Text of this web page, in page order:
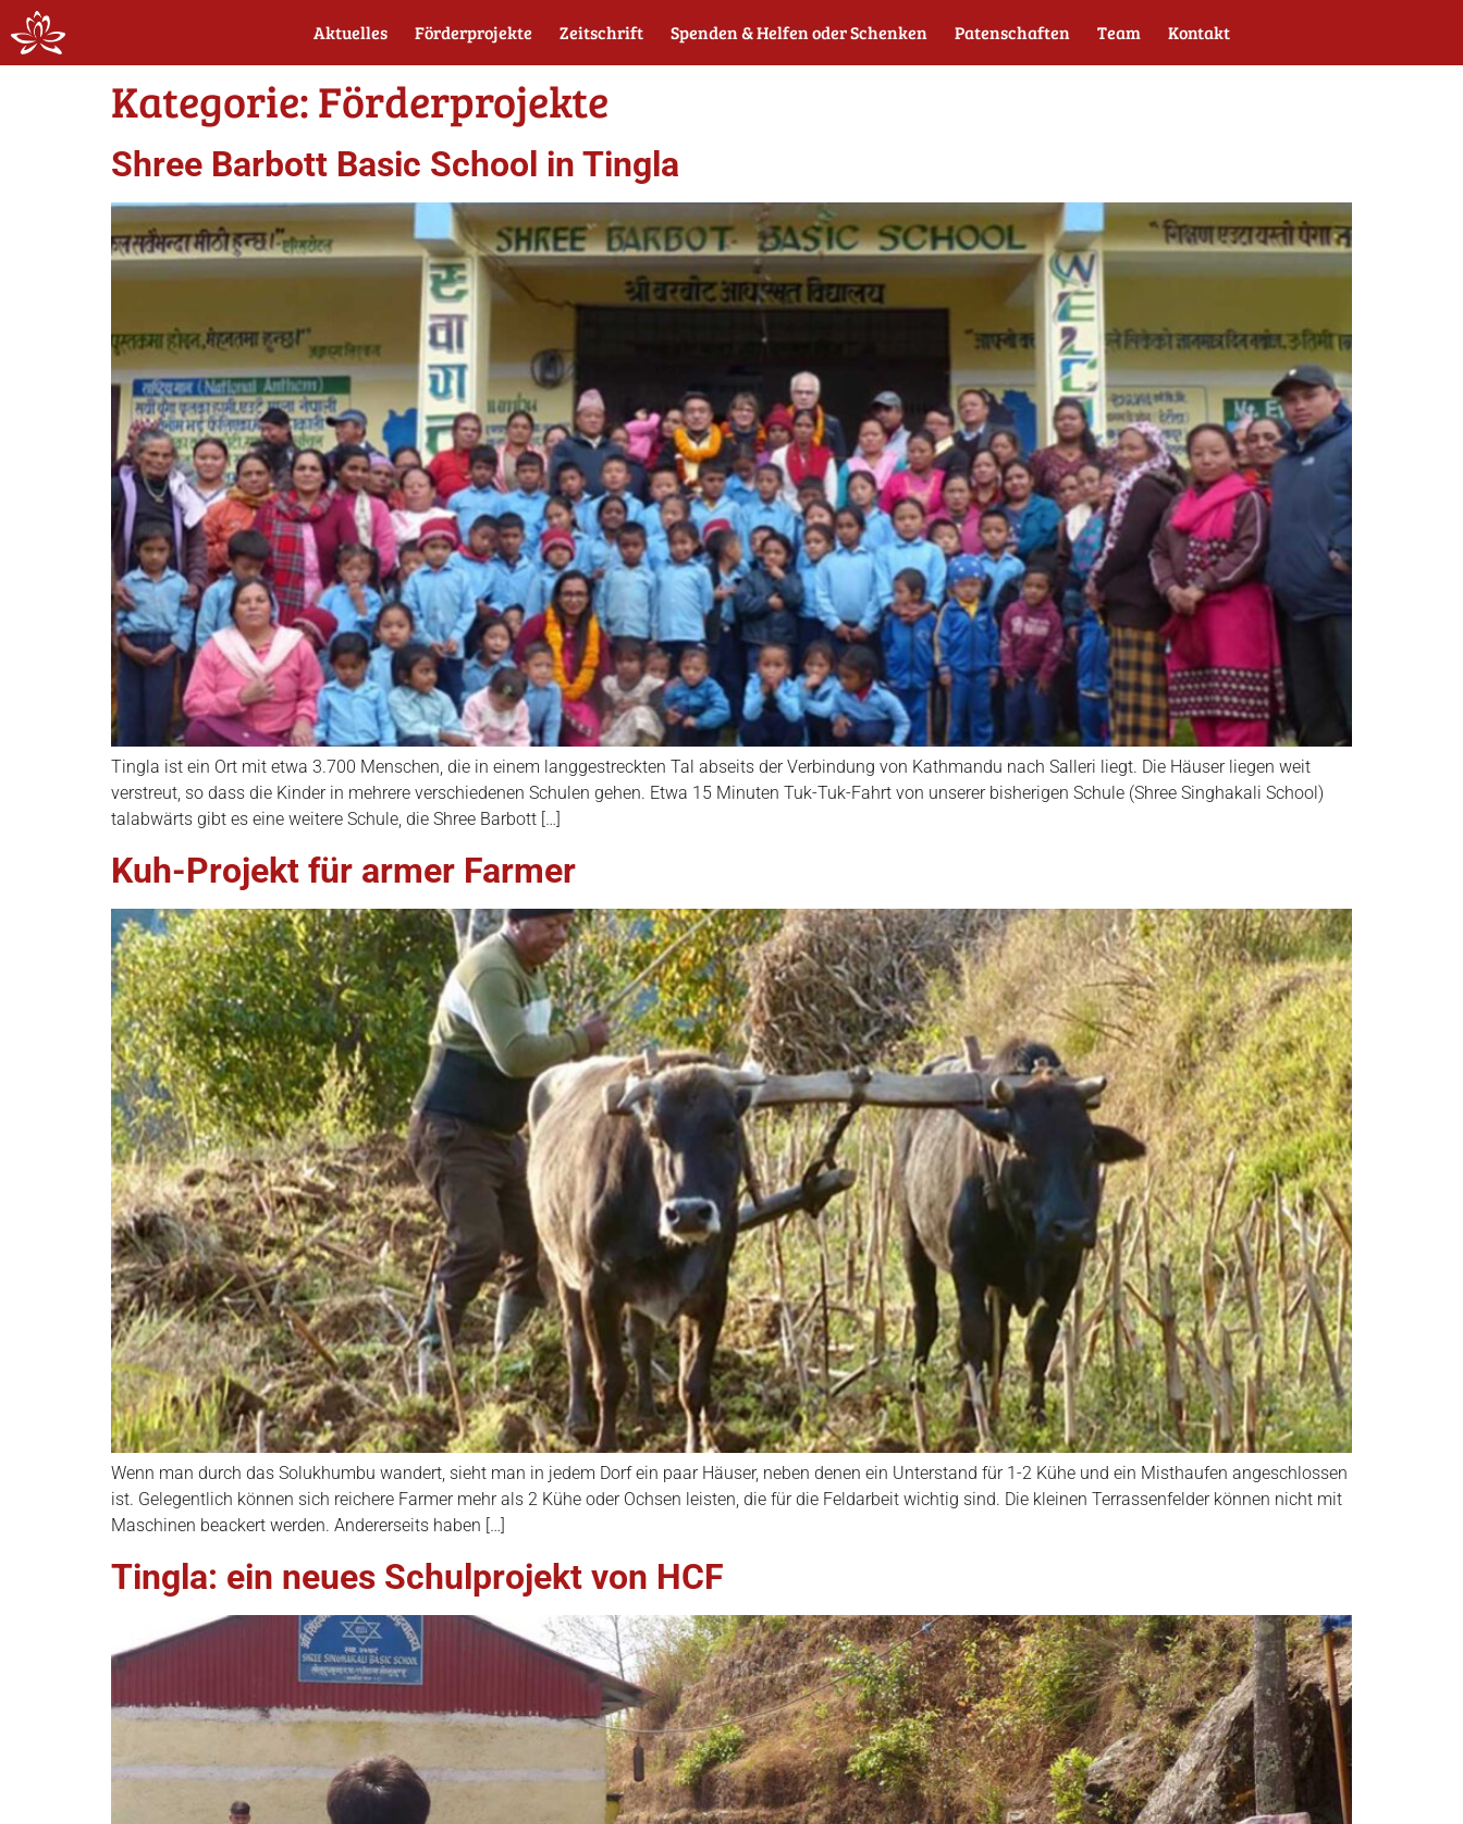
Aktuelles Förderprojekte Zeitschrift Spenden & Helfen oder Schenken Patenschaften Team Kontakt
Kategorie:Förderprojekte
Shree Barbott Basic School in Tingla
Tingla ist ein Ort mit etwa 3.700 Menschen, die in einem langgestreckten Tal abseits der Verbindung von Kathmandu nach Salleri liegt. Die Häuser liegen weit
verstreut, so dass die Kinder in mehrere verschiedenen Schulen gehen. Etwa 15 Minuten Tuk-Tuk-Fahrt von unserer bisherigen Schule (Shree Singhakali School)
talabwärts gibt es eine weitere Schule, die Shree Barbott […]
Kuh-Projekt für armer Farmer
Wenn man durch das Solukhumbu wandert, sieht man in jedem Dorf ein paar Häuser, neben denen ein Unterstand für 1-2 Kühe und ein Misthaufen angeschlossen
ist. Gelegentlich können sich reichere Farmer mehr als 2 Kühe oder Ochsen leisten, die für die Feldarbeit wichtig sind. Die kleinen Terrassenfelder können nicht mit
Maschinen beackert werden. Andererseits haben […]
Tingla: ein neues Schulprojekt von HCF